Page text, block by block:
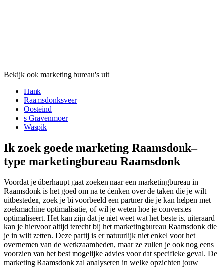
Bekijk ook marketing bureau's uit
Hank
Raamsdonksveer
Oosteind
s Gravenmoer
Waspik
Ik zoek goede marketing Raamsdonk–
type marketingbureau Raamsdonk
Voordat je überhaupt gaat zoeken naar een marketingbureau in
Raamsdonk is het goed om na te denken over de taken die je wilt
uitbesteden, zoek je bijvoorbeeld een partner die je kan helpen met
zoekmachine optimalisatie, of wil je weten hoe je conversies
optimaliseert. Het kan zijn dat je niet weet wat het beste is, uiteraard
kan je hiervoor altijd terecht bij het marketingbureau Raamsdonk die
je in wilt zetten. Deze partij is er natuurlijk niet enkel voor het
overnemen van de werkzaamheden, maar ze zullen je ook nog eens
voorzien van het best mogelijke advies voor dat specifieke geval. De
marketing Raamsdonk zal analyseren in welke opzichten jouw